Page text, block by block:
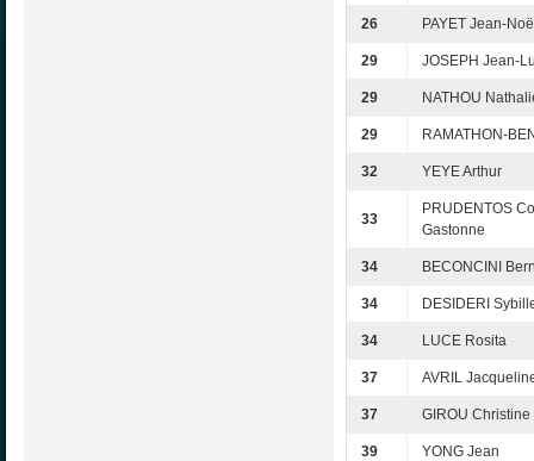
26 PAYET Jean-
29 JOSEPH Jean-
29 NATHOU
29 RAMATHON-
32 YEYE Arthur
33
PRUDENTOS
Gastonne
34 BECONCINI
34 DESIDERI
34 LUCE Rosita
37 AVRIL
37 GIROU Christine
39 YONG Jean